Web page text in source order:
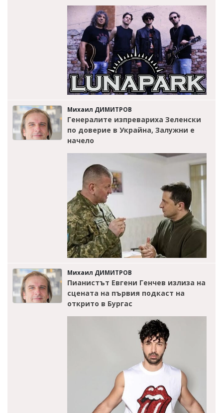
Михаил ДИМИТРОВ
Генералите изпревариха Зеленски
по доверие в Украйна, Залужни е
начело
Михаил ДИМИТРОВ
Пианистът Евгени Генчев излиза на
сцената на първия подкаст на
открито в Бургас